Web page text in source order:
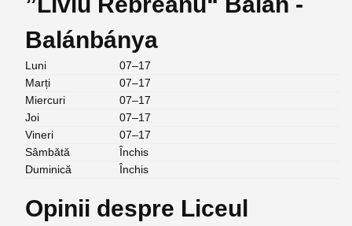
Balánbánya
Luni
07–17
Marți
07–17
Miercuri
07–17
Joi
07–17
Vineri
07–17
Sâmbătă
Închis
Duminică
Închis
Opinii despre Liceul